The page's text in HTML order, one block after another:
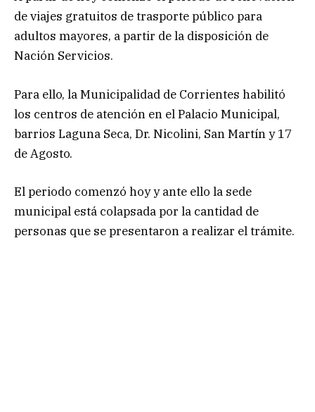
de viajes gratuitos de trasporte público para
adultos mayores, a partir de la disposición de
Nación Servicios.
Para ello, la Municipalidad de Corrientes habilitó
los centros de atención en el Palacio Municipal,
barrios Laguna Seca, Dr. Nicolini, San Martín y 17
de Agosto.
El periodo comenzó hoy y ante ello la sede
municipal está colapsada por la cantidad de
personas que se presentaron a realizar el trámite.